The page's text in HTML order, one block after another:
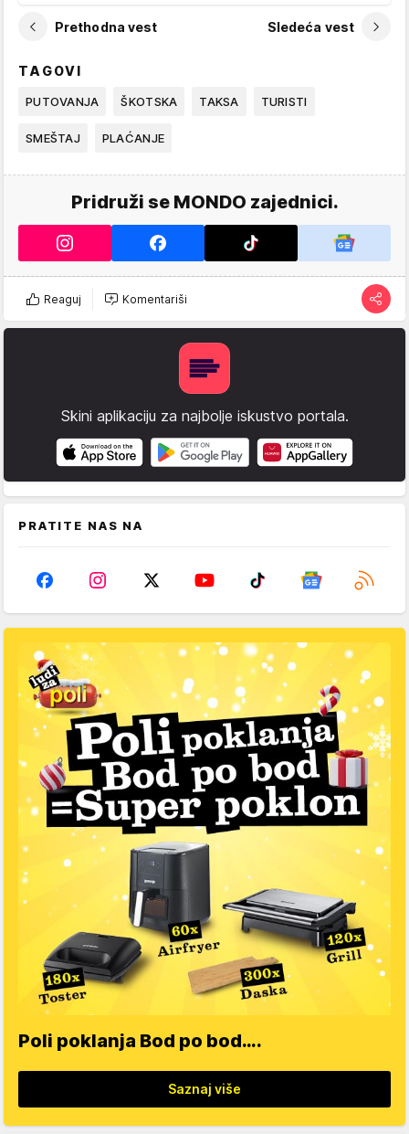
Prethodna vest Sledeća vest
TAGOVI
PUTOVANJA ŠKOTSKA TAKSA TURISTI
SMEŠTAJ PLAĆANJE
Pridruži se MONDO zajednici.
Reaguj Komentariši
Skini aplikaciju za najbolje iskustvo portala.
PRATITE NAS NA
Poli poklanja Bod po bod….
Saznaj više